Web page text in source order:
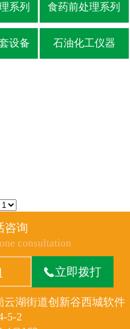
联系我们
系列 食药前处理系列
设备 石油化工仪器
咨询
consultation
 立即拨打
湖街道创新谷西城软件
5-2